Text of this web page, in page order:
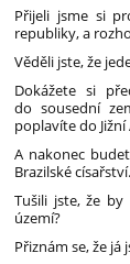
Přijeli jsme si
republiky, a
Věděli jste, že
Dokážete si
do sousední
poplavíte do
A nakonec
Brazilské císařství.
Tušili jste, že
území?
Přiznám se, že